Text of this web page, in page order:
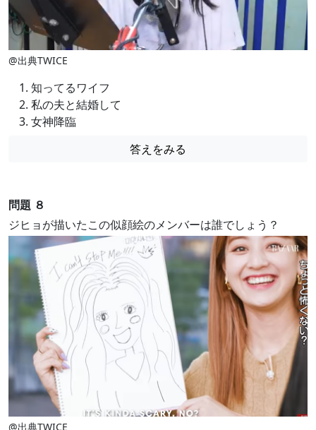
@出典TWICE
知ってるワイフ
私の夫と結婚して
女神降臨
答えをみる
問題 ８
ジヒョが描いたこの似顔絵のメンバーは誰でしょう？
@出典TWICE